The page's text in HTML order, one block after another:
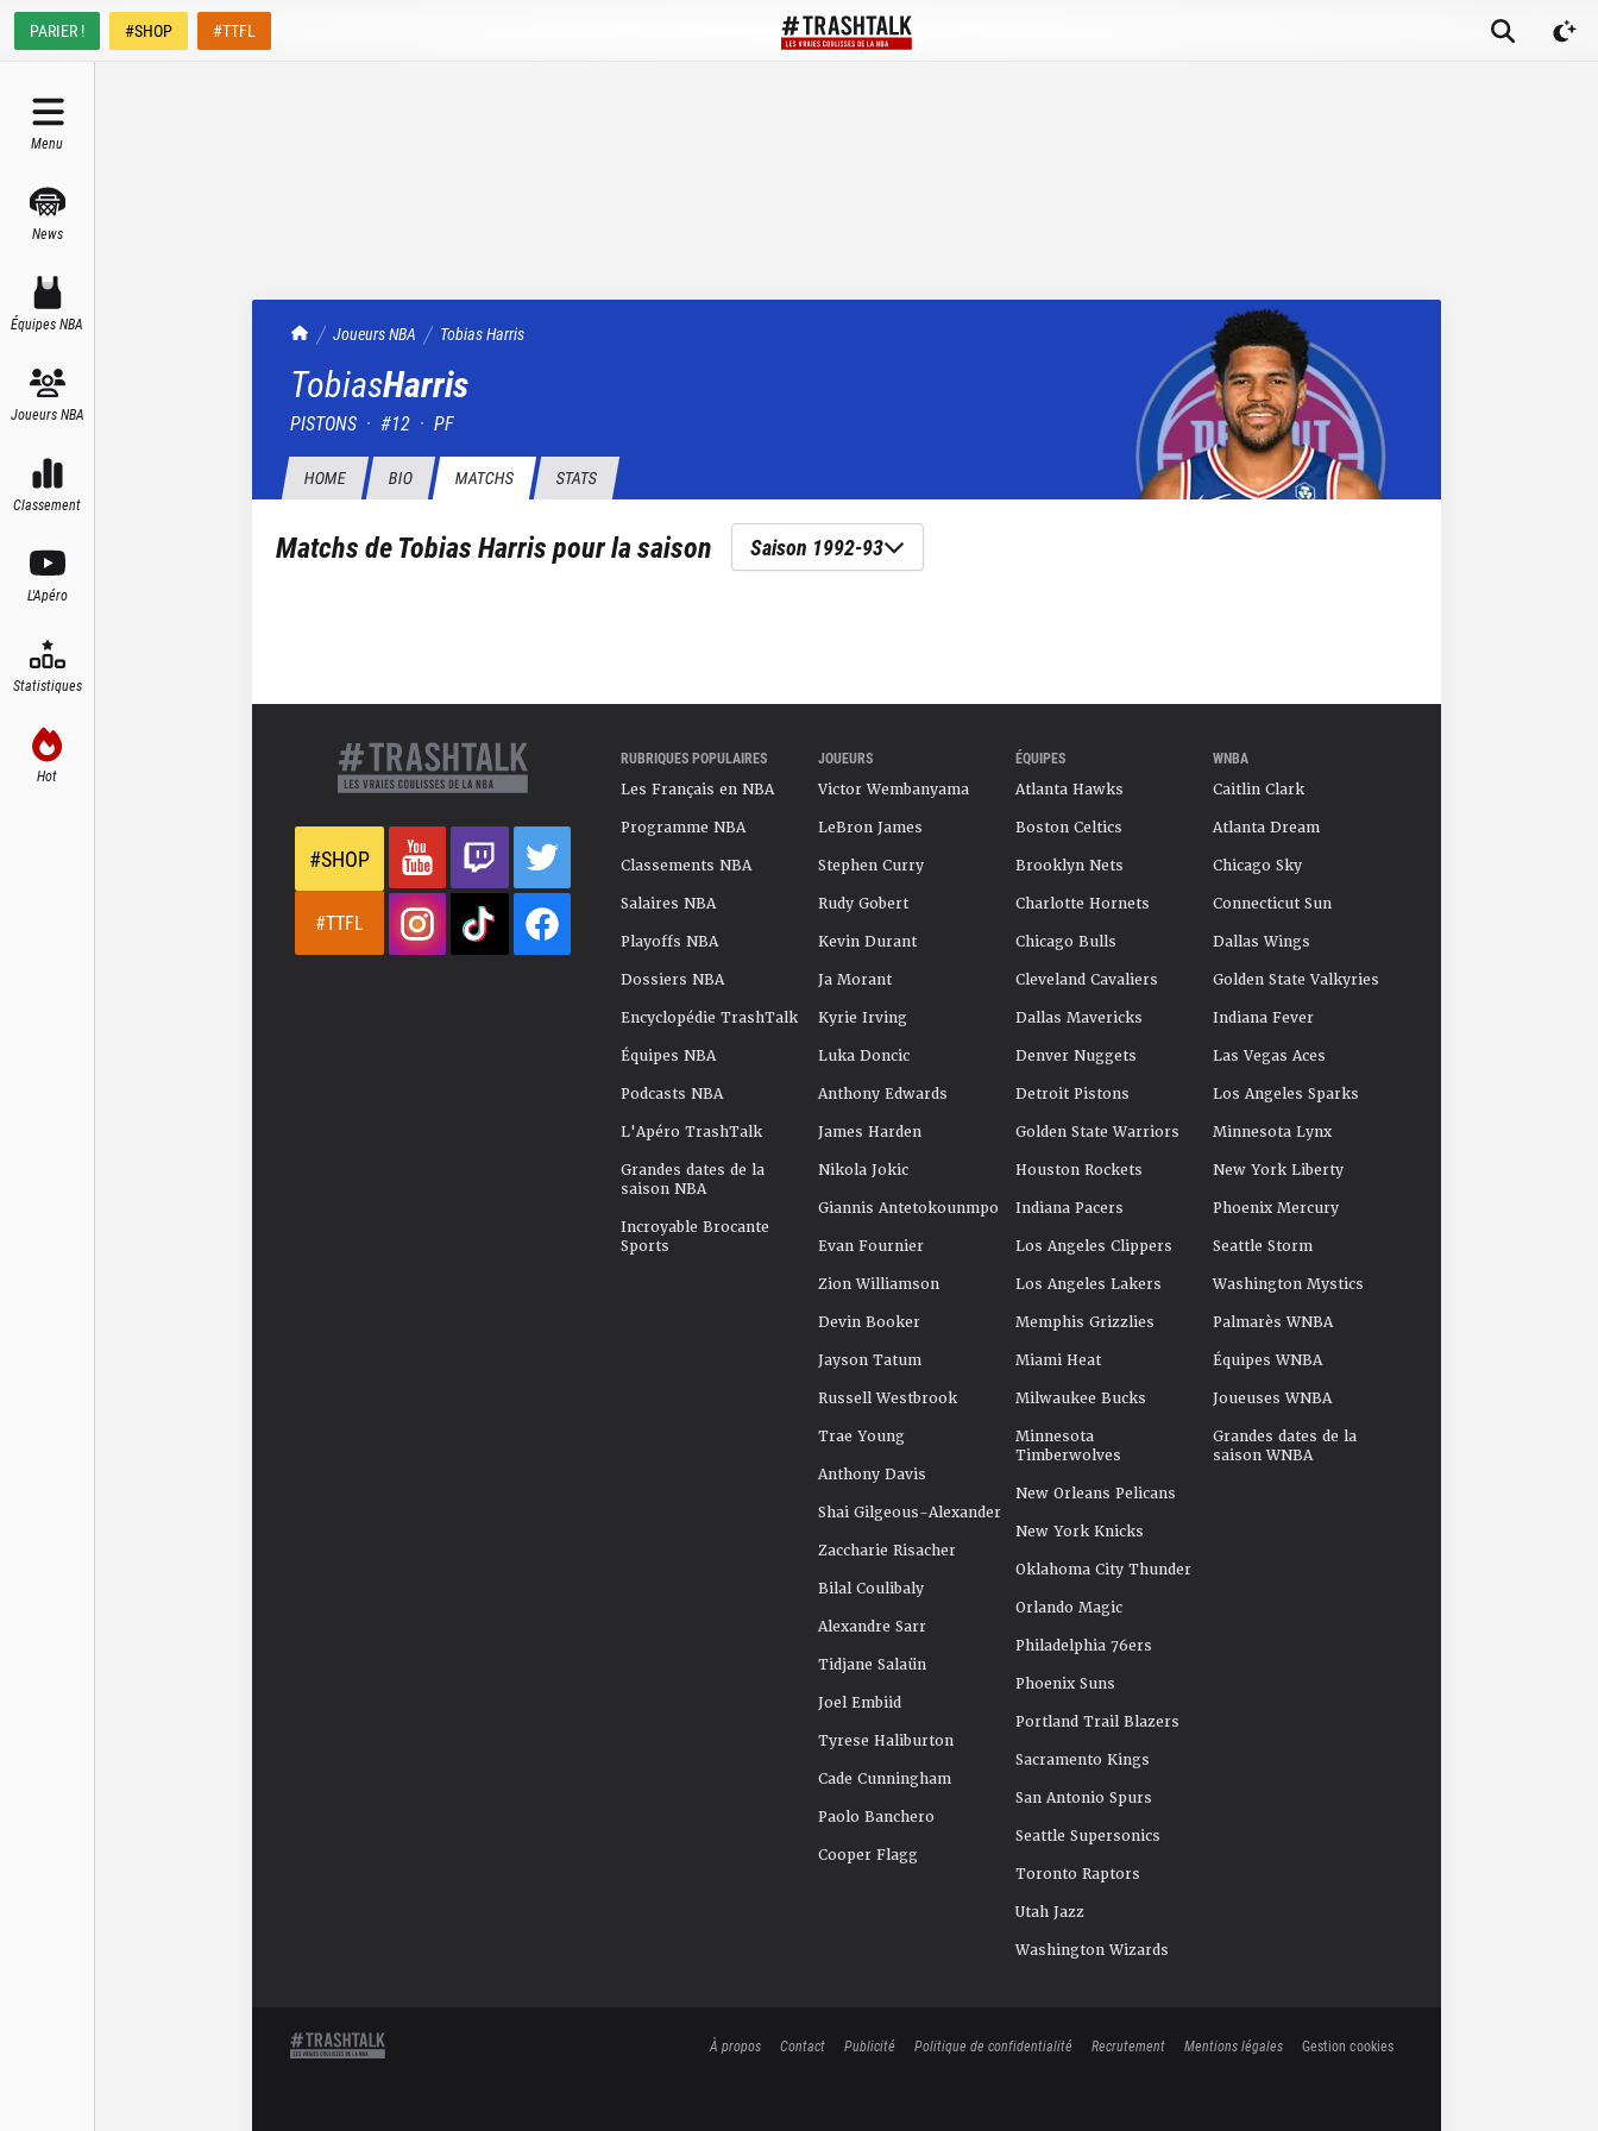
PARIER ! #SHOP #TTFL
Menu
News
Équipes NBA
Joueurs NBA
Classement
L'Apéro
Statistiques
Hot
TrashTalk Actu NBA
Joueurs NBA TobiasHarris
TobiasHarris
PISTONS · #12 · PF
HOME BIO MATCHS STATS
Matchs deTobias Harrispour la saison Saison 1992-93
#SHOP
#TTFL
RUBRIQUES POPULAIRES
Les Français en NBA
Programme NBA
Classements NBA
Salaires NBA
Playoffs NBA
Dossiers NBA
Encyclopédie TrashTalk
Équipes NBA
Podcasts NBA
L'Apéro TrashTalk
Grandes dates de la
saison NBA
Incroyable Brocante
Sports
JOUEURS
Victor Wembanyama
LeBron James
Stephen Curry
Rudy Gobert
Kevin Durant
Ja Morant
Kyrie Irving
Luka Doncic
Anthony Edwards
James Harden
Nikola Jokic
Giannis Antetokounmpo
Evan Fournier
Zion Williamson
Devin Booker
Jayson Tatum
Russell Westbrook
Trae Young
Anthony Davis
Shai Gilgeous-Alexander
Zaccharie Risacher
Bilal Coulibaly
Alexandre Sarr
Tidjane Salaün
Joel Embiid
Tyrese Haliburton
Cade Cunningham
Paolo Banchero
Cooper Flagg
ÉQUIPES
Atlanta Hawks
Boston Celtics
Brooklyn Nets
Charlotte Hornets
Chicago Bulls
Cleveland Cavaliers
Dallas Mavericks
Denver Nuggets
Detroit Pistons
Golden State Warriors
Houston Rockets
Indiana Pacers
Los Angeles Clippers
Los Angeles Lakers
Memphis Grizzlies
Miami Heat
Milwaukee Bucks
Minnesota
Timberwolves
New Orleans Pelicans
New York Knicks
Oklahoma City Thunder
Orlando Magic
Philadelphia 76ers
Phoenix Suns
Portland Trail Blazers
Sacramento Kings
San Antonio Spurs
Seattle Supersonics
Toronto Raptors
Utah Jazz
Washington Wizards
WNBA
Caitlin Clark
Atlanta Dream
Chicago Sky
Connecticut Sun
Dallas Wings
Golden State Valkyries
Indiana Fever
Las Vegas Aces
Los Angeles Sparks
Minnesota Lynx
New York Liberty
Phoenix Mercury
Seattle Storm
Washington Mystics
Palmarès WNBA
Équipes WNBA
Joueuses WNBA
Grandes dates de la
saison WNBA
À propos Contact Publicité Politique de confidentialité Recrutement Mentions légales Gestion cookies